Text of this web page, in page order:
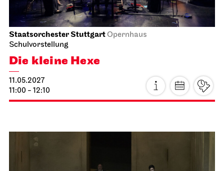
Staatsoper Stuttgart
Wieder im Repertoire